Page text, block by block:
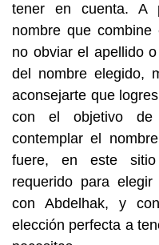
tener en cuenta. A
nombre que combine
no obviar el apellido
del nombre elegido,
aconsejarte que
con el objetivo de
contemplar el
fuere, en este
requerido para
con Abdelhak, y
elección perfecta a